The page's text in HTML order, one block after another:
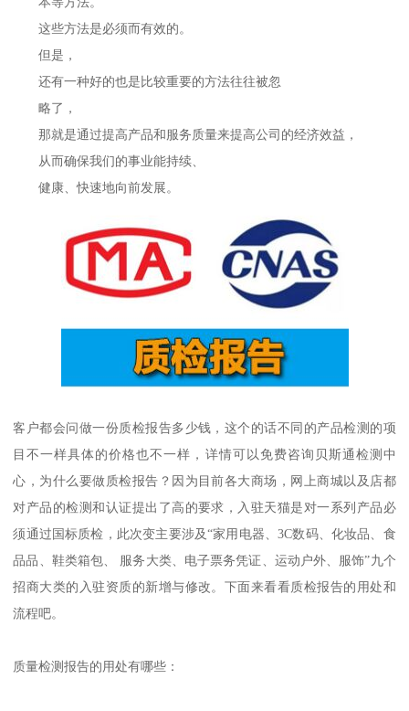
这些方法是必须而有效的。
但是，
还有一种好的也是比较重要的方法往往被忽
略了，
那就是通过提高产品和服务质量来提高公司的经济效益，
从而确保我们的事业能持续、
健康、快速地向前发展。
客户都会问做一份质检报告多少钱，这个的话不同的产品检测的项
目不一样具体的价格也不一样，详情可以免费咨询贝斯通检测中
心，为什么要做质检报告？因为目前各大商场，网上商城以及店都
对产品的检测和认证提出了高的要求，入驻天猫是对一系列产品必
须通过国标质检，此次变主要涉及“家用电器、3C数码、化妆品、食
品品、鞋类箱包、 服务大类、电子票务凭证、运动户外、服饰”九个
招商大类的入驻资质的新增与修改。下面来看看质检报告的用处和
流程吧。
质量检测报告的用处有哪些：